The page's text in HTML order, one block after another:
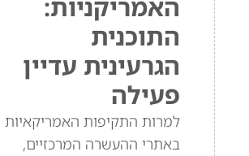
האמריקניות:
התוכנית
הגרעינית עדיין
פעילה
למרות התקיפות האמריקאיות
באתרי ההעשרה המרכזיים,